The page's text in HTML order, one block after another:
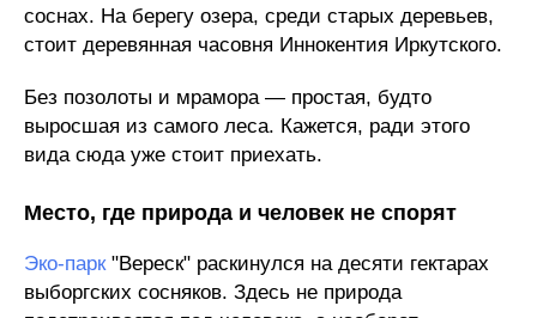
соснах. На берегу озера, среди старых деревьев,
стоит деревянная часовня Иннокентия Иркутского.
Без позолоты и мрамора — простая, будто
выросшая из самого леса. Кажется, ради этого
вида сюда уже стоит приехать.
Место, где природа и человек не спорят
Эко-парк"Вереск" раскинулся на десяти гектарах
выборгских сосняков. Здесь не природа